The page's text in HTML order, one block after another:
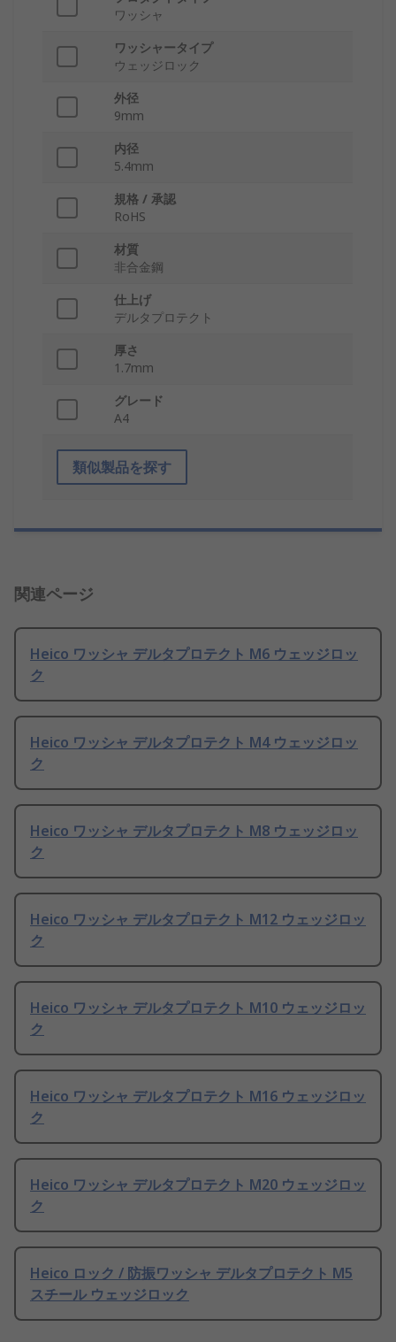
ワッシャ
ワッシャータイプ
ウェッジロック
外径
9mm
内径
5.4mm
規格 / 承認
RoHS
材質
非合金鋼
仕上げ
デルタプロテクト
厚さ
1.7mm
グレード
A4
類似製品を探す
関連ページ
Heico ワッシャ デルタプロテクト M6 ウェッジロッ
ク
Heico ワッシャ デルタプロテクト M4 ウェッジロッ
ク
Heico ワッシャ デルタプロテクト M8 ウェッジロッ
ク
Heico ワッシャ デルタプロテクト M12 ウェッジロッ
ク
Heico ワッシャ デルタプロテクト M10 ウェッジロッ
ク
Heico ワッシャ デルタプロテクト M16 ウェッジロッ
ク
Heico ワッシャ デルタプロテクト M20 ウェッジロッ
ク
Heico ロック / 防振ワッシャ デルタプロテクト M5
スチール ウェッジロック